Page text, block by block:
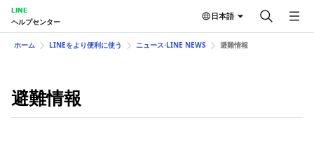
LINE
ヘルプセンター
日本語
ホーム LINEをより便利に使う ニュース⋅LINE NEWS 避難情報
避難情報